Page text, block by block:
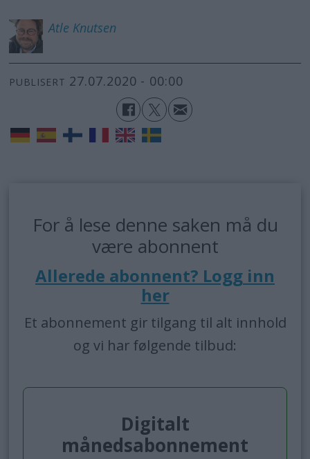
Atle Knutsen
PUBLISERT 27.07.2020 - 00:00
For å lese denne saken må du
være abonnent
Allerede abonnent? Logg inn
her
Et abonnement gir tilgang til alt innhold
og vi har følgende tilbud:
Digitalt
månedsabonnement